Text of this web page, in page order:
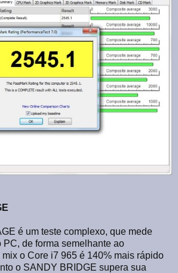
é um teste complexo, que mede
de forma semelhante ao
o Core i7 965 é 140% mais rápido
o SANDY BRIDGE supera sua